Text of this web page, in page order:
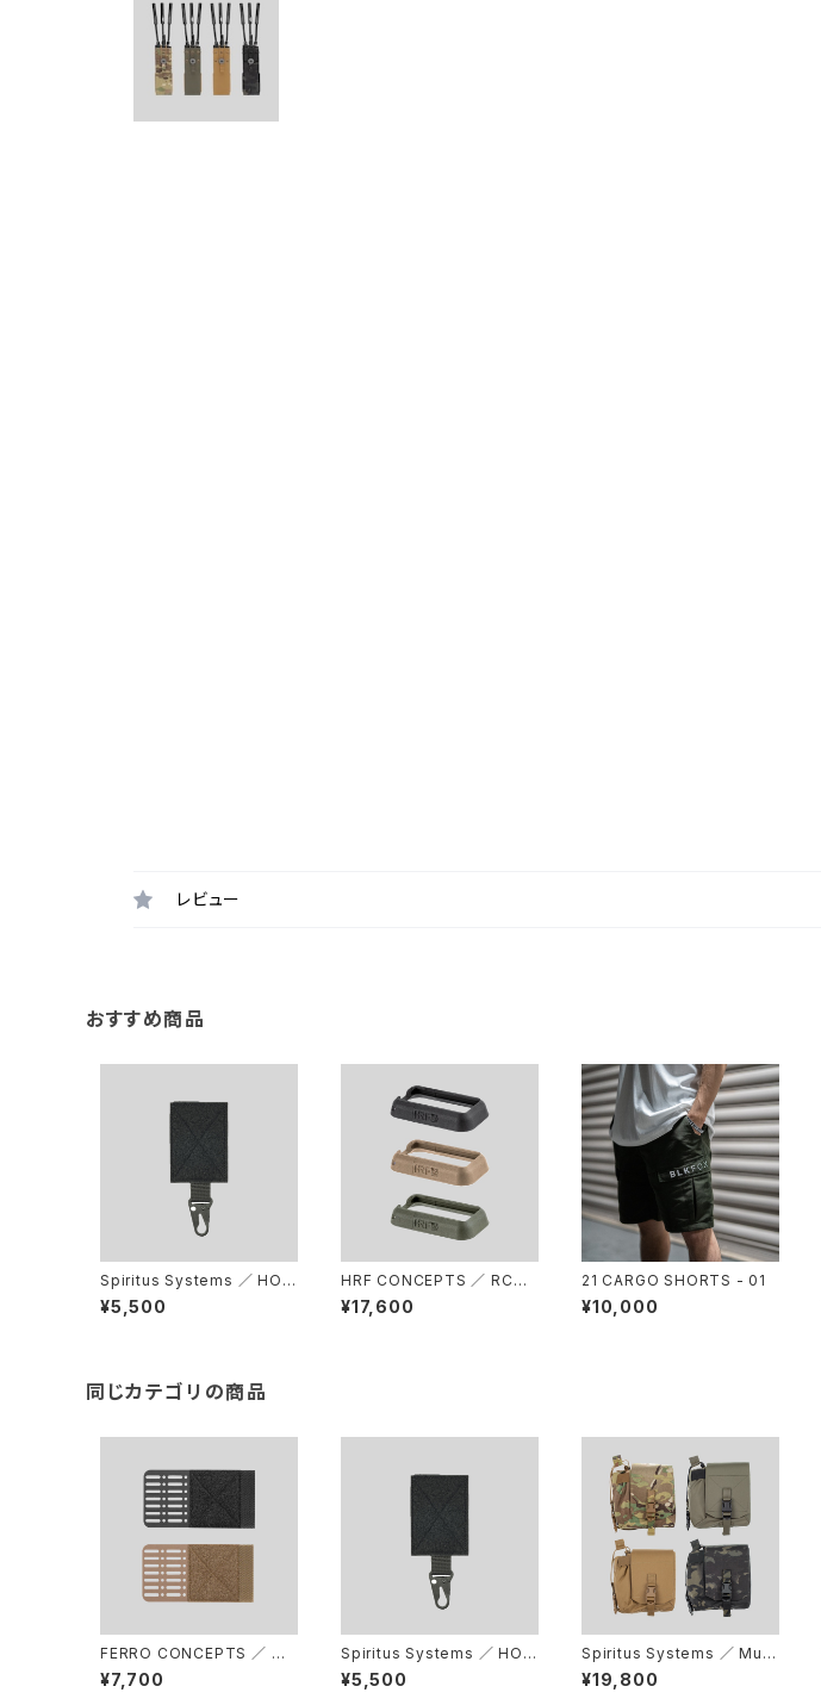
レビュー
おすすめ商品
Spiritus Systems ／ HOC
K
¥5,500
HRF CONCEPTS ／ RCM
- AR-15 MAGWELL MILSP
EC FORGED
¥17,600
21 CARGO SHORTS - 01
¥10,000
同じカテゴリの商品
FERRO CONCEPTS ／ Wi
ngthing™
¥7,700
Spiritus Systems ／ HOC
K
¥5,500
Spiritus Systems ／ Muta
nt Pouch
¥19,800